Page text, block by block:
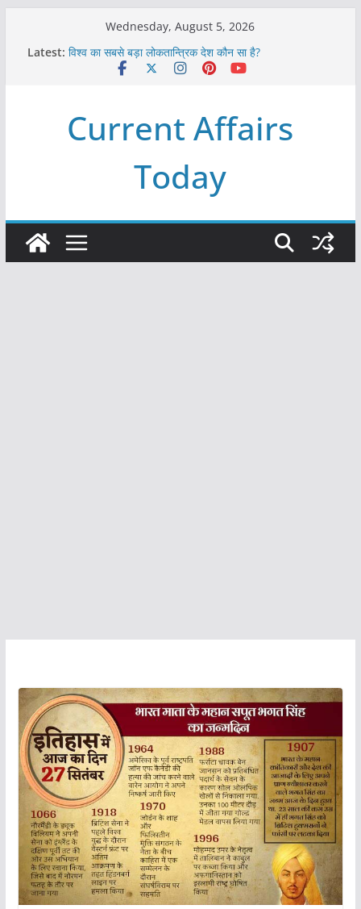
Wednesday, August 5, 2026
Latest: विश्व का सबसे बड़ा लोकतान्त्रिक देश कौन सा है?
Refeeding Syndrome and its Management
विश्व में कितने प्रकार के शासन होते है?
Current Affairs
Today